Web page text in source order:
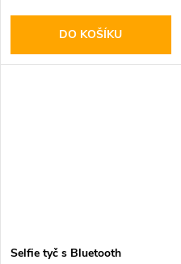
DO KOŠÍKU
Selfie tyč s Bluetooth